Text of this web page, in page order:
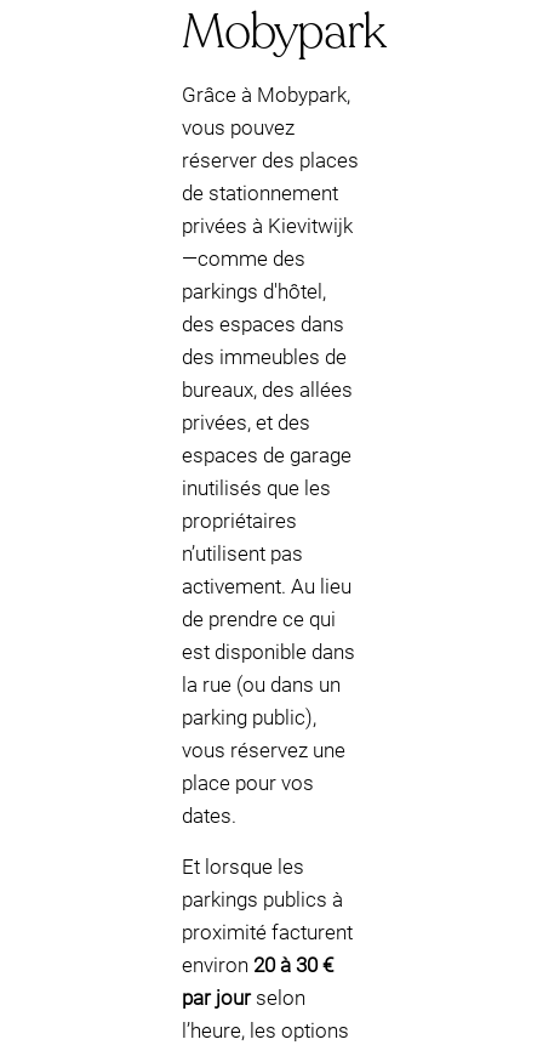
Mobypark
Grâce à Mobypark,
vous pouvez
réserver des places
de stationnement
privées à Kievitwijk
—comme des
parkings d'hôtel,
des espaces dans
des immeubles de
bureaux, des allées
privées, et des
espaces de garage
inutilisés que les
propriétaires
n’utilisent pas
activement. Au lieu
de prendre ce qui
est disponible dans
la rue (ou dans un
parking public),
vous réservez une
place pour vos
dates.
Et lorsque les
parkings publics à
proximité facturent
environ 20 à 30 €
par jourselon
l’heure, les options